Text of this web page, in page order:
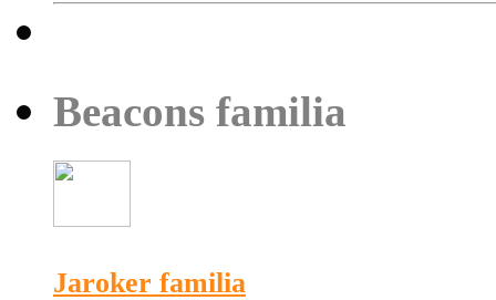
Beacons familia
Jaroker familia